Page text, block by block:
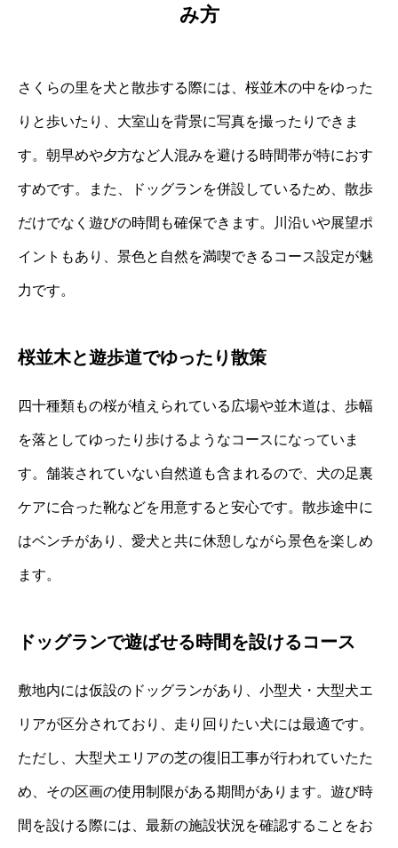
み方
さくらの里を犬と散歩する際には、桜並木の中をゆった
りと歩いたり、大室山を背景に写真を撮ったりできま
す。朝早めや夕方など人混みを避ける時間帯が特におす
すめです。また、ドッグランを併設しているため、散歩
だけでなく遊びの時間も確保できます。川沿いや展望ポ
イントもあり、景色と自然を満喫できるコース設定が魅
力です。
桜並木と遊歩道でゆったり散策
四十種類もの桜が植えられている広場や並木道は、歩幅
を落としてゆったり歩けるようなコースになっていま
す。舗装されていない自然道も含まれるので、犬の足裏
ケアに合った靴などを用意すると安心です。散歩途中に
はベンチがあり、愛犬と共に休憩しながら景色を楽しめ
ます。
ドッグランで遊ばせる時間を設けるコース
敷地内には仮設のドッグランがあり、小型犬・大型犬エ
リアが区分されており、走り回りたい犬には最適です。
ただし、大型犬エリアの芝の復旧工事が行われていたた
め、その区画の使用制限がある期間があります。遊び時
間を設ける際には、最新の施設状況を確認することをお